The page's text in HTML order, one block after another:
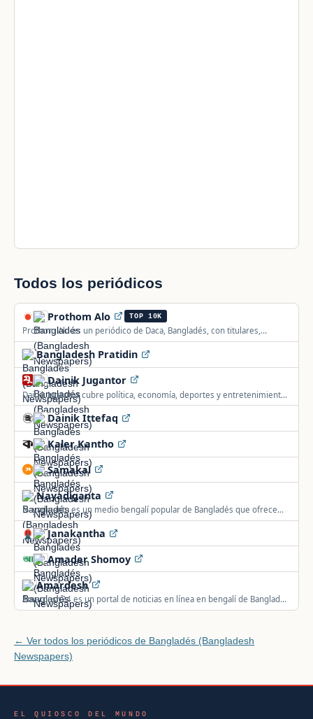
Todos los periódicos
Prothom Alo TOP 10K
Prothom Alo es un periódico de Daca, Bangladés, con titulares,
análisis, deportes, entretenimiento y noticias de política y comercio.
Bangladesh Pratidin
Dainik Jugantor
Dainik Jugantor cubre política, economía, deportes y entretenimiento
de Bangladés con noticias diarias en bengalí.
Dainik Ittefaq
Kaler Kantho
Samakal
Nayadiganta
Nayadiganta es un medio bengalí popular de Bangladés que ofrece
noticias, análisis y reportajes; su edición impresa nació en 2004.
Janakantha
Amader Shomoy
Amardesh
Amardesh24 es un portal de noticias en línea en bengalí de Bangladés
con actualizaciones constantes.
← Ver todos los periódicos de Bangladés (Bangladesh
Newspapers)
EL QUIOSCO DEL MUNDO